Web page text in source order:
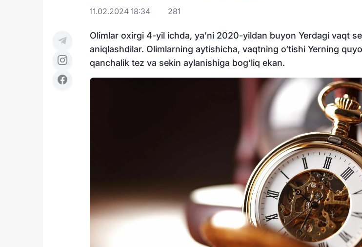
11.02.2024 18:34 281
Olimlar oxirgi 4-yil ichda, ya’ni 2020-yildan buyon Yerdagi vaqt
aniqlashdilar. Olimlarning aytishicha, vaqtning o‘tishi Yerning
qanchalik tez va sekin aylanishiga bog‘liq ekan.